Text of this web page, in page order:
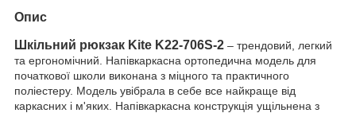
Опис
Шкільний рюкзак Kite K22-706S-2 – трендовий, легкий
та ергономічний. Напівкаркасна ортопедична модель для
початкової школи виконана з міцного та практичного
поліестеру. Модель увібрала в себе все найкраще від
каркасних і м'яких. Напівкаркасна конструкція ущільнена з